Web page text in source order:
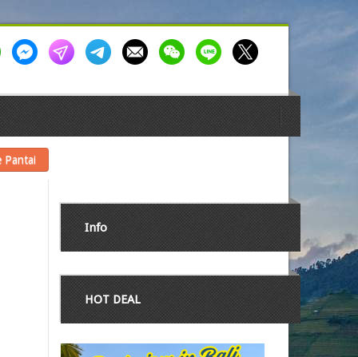
Pantai
Info
HOT DEAL